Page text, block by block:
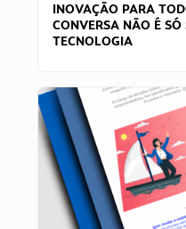
INOVAÇÃO PARA
CONVERSA NÃO É SÓ
TECNOLOGIA